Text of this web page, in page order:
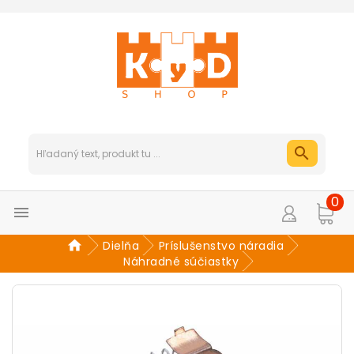

0
Dielňa
Príslušenstvo náradia
Náhradné súčiastky